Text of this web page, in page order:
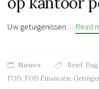
Uw getuigenissen… Read
Nieuws Brief, Dag,
FOD, FOD Financiën,